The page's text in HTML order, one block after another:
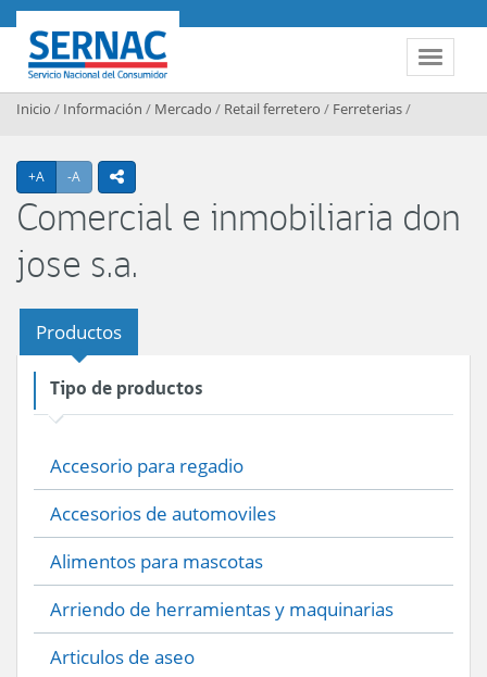
Contenido principal
Toggle
SERNAC
Inicio / Información / Mercado / Retail ferretero / Ferreterias/
+A Agrandar texto
-A Achicar textoicono compartir
Comercial e inmobiliaria don
jose s.a.
Productos
Tipo de productos
Accesorio para regadio
Accesorios de automoviles
Alimentos para mascotas
Arriendo de herramientas y maquinarias
Articulos de aseo